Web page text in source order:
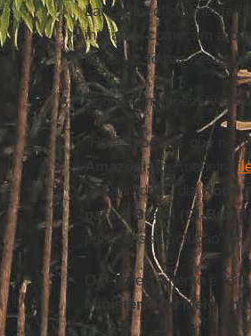
Lançadas oficialmente
iniciativa começam a
florestas foram
Agora, 2 milhões de
"Hoje sabemos que no
Amazônia de maneira
restaurados", diz
para o Brasil (CI-
parte dessa solução".
O reflorestamento é
Ministério do Meio